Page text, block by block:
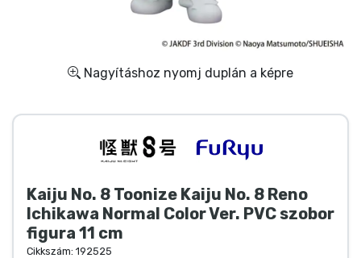
Nagyításhoz nyomj duplán a képre
Kaiju No. 8 Toonize Kaiju No. 8 Reno
Ichikawa Normal Color Ver. PVC szobor
figura 11 cm
Cikkszám: 192525
Sorozatos cuccok
Animés cuccok
Gamer cuccok
Sportos cuccok